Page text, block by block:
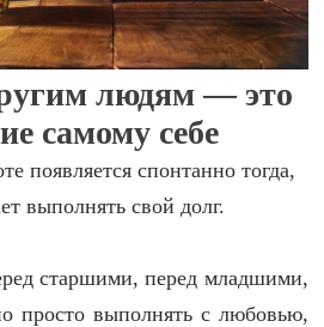
людям — это
самому себе
появляется спонтанно тогда,
выполнять свой долг.
старшими, перед младшими,
просто выполнять с любовью,